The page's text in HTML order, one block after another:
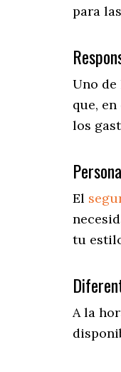
para
Uno de
que,
los
El
tu
A la